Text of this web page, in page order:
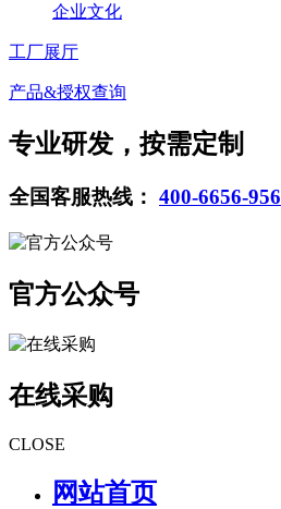
企业文化
工厂展厅
产品&授权查询
专业研发，按需定制
全国客服热线： 400-6656-956
官方公众号
在线采购
CLOSE
网站首页